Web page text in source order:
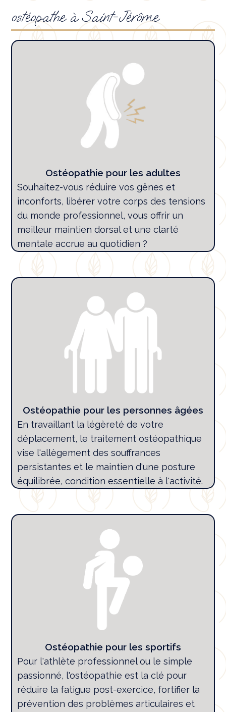
ostéopathe à Saint-Jérôme
Ostéopathie pour les adultes
Souhaitez-vous réduire vos gênes et
inconforts, libérer votre corps des tensions
du monde professionnel, vous offrir un
meilleur maintien dorsal et une clarté
mentale accrue au quotidien ?
Ostéopathie pour les personnes âgées
En travaillant la légèreté de votre
déplacement, le traitement ostéopathique
vise l'allègement des souffrances
persistantes et le maintien d'une posture
équilibrée, condition essentielle à l'activité.
Ostéopathie pour les sportifs
Pour l'athlète professionnel ou le simple
passionné, l'ostéopathie est la clé pour
réduire la fatigue post-exercice, fortifier la
prévention des problèmes articulaires et